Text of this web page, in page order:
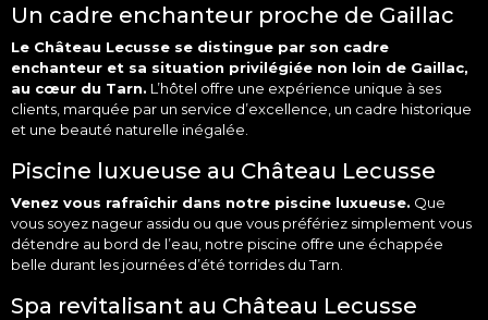
Un cadre enchanteur proche de Gaillac
Le Château Lecusse se distingue par son cadre
enchanteur et sa situation privilégiée non loin de Gaillac,
au cœur du Tarn. L’hôtel offre une expérience unique à ses
clients, marquée par un service d’excellence, un cadre historique
et une beauté naturelle inégalée.
Piscine luxueuse au Château Lecusse
Venez vous rafraîchir dans notre piscine luxueuse. Que
vous soyez nageur assidu ou que vous préfériez simplement vous
détendre au bord de l’eau, notre piscine offre une échappée
belle durant les journées d’été torrides du Tarn.
Spa revitalisant au Château Lecusse